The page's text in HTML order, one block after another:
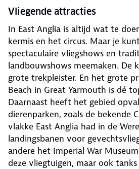
Vliegende attracties
In East Anglia is altijd wat te
kermis en het circus. Maar je
spectaculaire vliegshows en
landbouwshows meemaken. De
grote trekpleister. En het grote
Beach in Great Yarmouth is dé
Daarnaast heeft het gebied
dierenparken, zoals de bekende
vlakke East Anglia had in de
landingsbanen voor
andere het Imperial War
deze vliegtuigen, maar ook